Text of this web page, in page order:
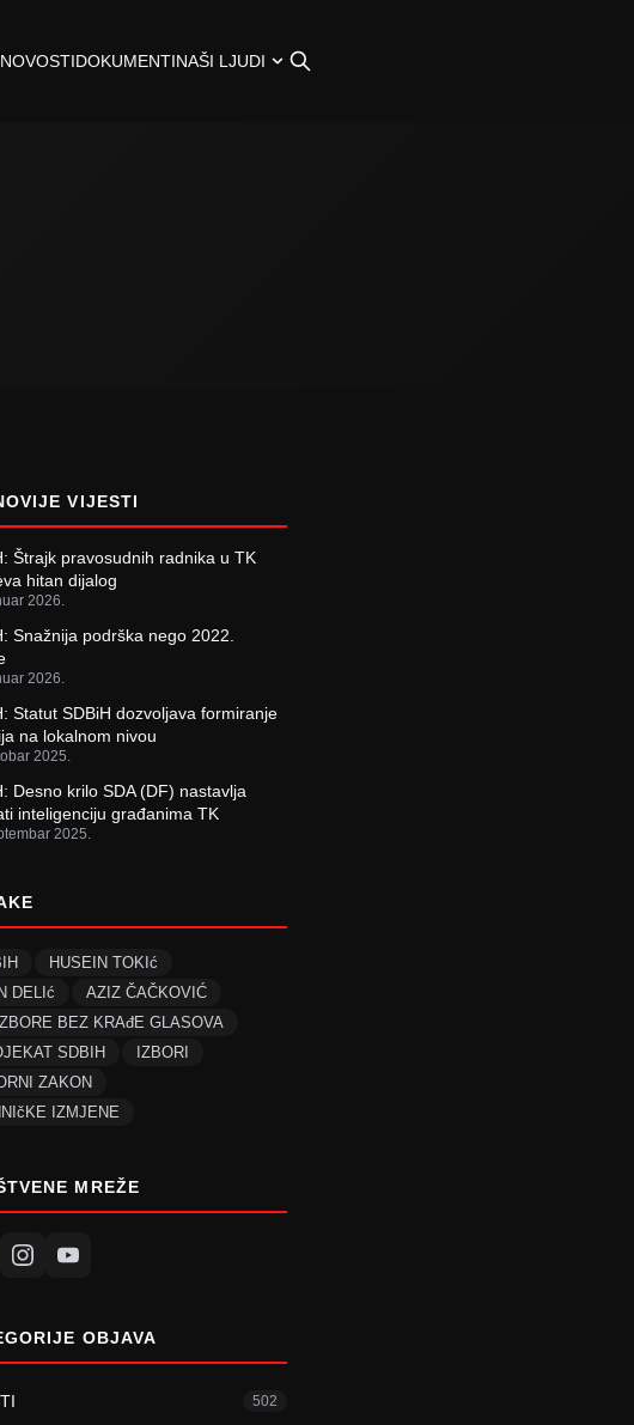
NOVOSTIDOKUMENTINAŠI LJUDI
VIJESTI
Štrajk pravosudnih radnika u TK
hitan dijalog
2026.
Snažnija podrška nego 2022.
2026.
Statut SDBiH dozvoljava formiranje
na lokalnom nivou
2025.
Desno krilo SDA (DF) nastavlja
inteligenciju građanima TK
2025.
HUSEIN TOKIć
DELIć
AZIZ ČAČKOVIĆ
BEZ KRAđE GLASOVA
SDBIH
IZBORI
ZAKON
IZMJENE
MREŽE
OBJAVA
502